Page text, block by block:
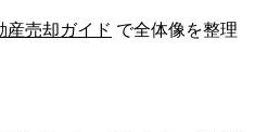
産売却ガイド で全体像を整理